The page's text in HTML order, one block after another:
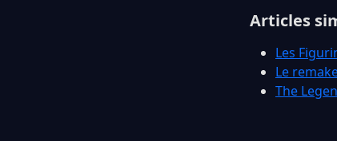
Articles
Les
Le
The